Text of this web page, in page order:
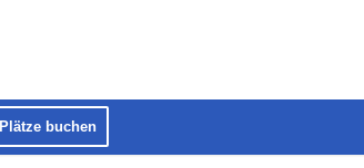
Plätze buchen